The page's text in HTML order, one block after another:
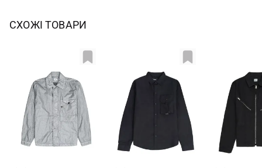
СХОЖІ ТОВАРИ